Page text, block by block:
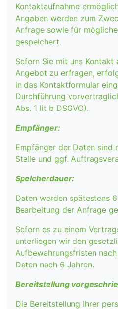
Kontaktaufnahme
Angaben werden zum
Anfrage sowie für
gespeichert.
Sofern Sie mit uns Kontakt
Angebot zu erfragen,
in das Kontaktformular
Durchführung
Abs. 1 lit b DSGVO).
Empfänger:
Empfänger der Daten sind
Stelle und ggf.
Speicherdauer:
Daten werden spätestens
Bearbeitung der Anfrage
Sofern es zu einem
unterliegen wir den
Aufbewahrungsfristen
Daten nach 6 Jahren.
Bereitstellung
Die Bereitstellung Ihrer